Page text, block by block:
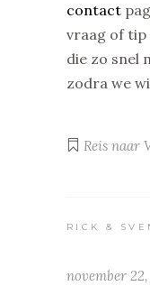
contact
vraag of
die zo snel
zodra we
Reis naar
RICK &
november